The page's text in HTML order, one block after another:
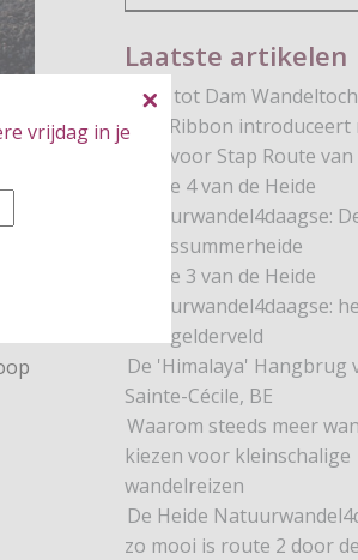
vrijdag in je
Laatste artikelen
Dam tot Dam
Pink Ribbon introduceert
Stap voor Stap Route
Route 4 van de Heide
Natuurwandel4daagse:
Brunssummerheide
Route 3 van de Heide
Natuurwandel4daagse:
Dwingelderveld
De 'Himalaya' Hangbrug
Sainte-Cécile, BE
Waarom steeds meer
kiezen voor kleinschalige
wandelreizen
De Heide
zo mooi is route 2 door de